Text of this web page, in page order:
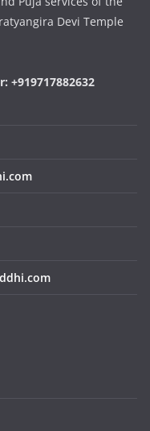
Devi Temple
+919717882632